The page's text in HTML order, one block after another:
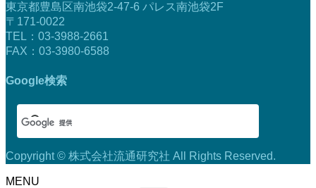
東京都豊島区南池袋2-47-6 パレス南池袋2F
〒171-0022
TEL：03-3988-2661
FAX：03-3980-6588
Google検索
Copyright © 株式会社流通研究社 All Rights Reserved.
MENU